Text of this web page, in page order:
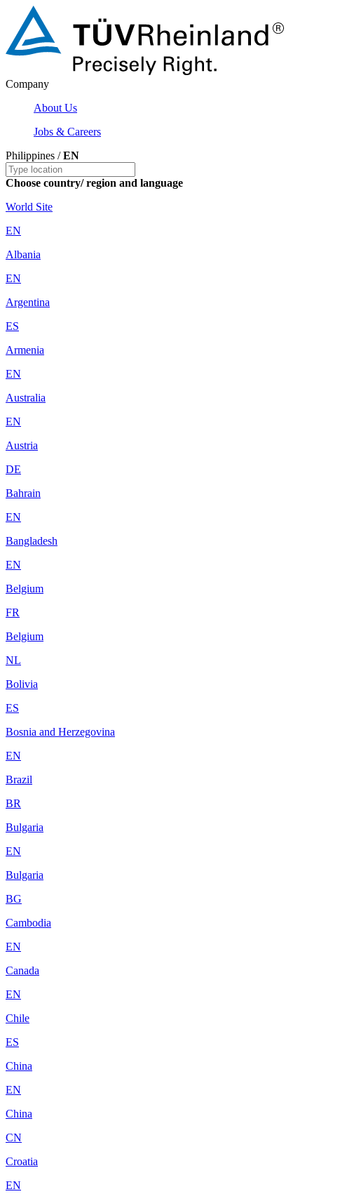
Company
About Us
Jobs & Careers
Philippines /EN
Choose country/ region and language
World Site
EN
Albania
EN
Argentina
ES
Armenia
EN
Australia
EN
Austria
DE
Bahrain
EN
Bangladesh
EN
Belgium
FR
Belgium
NL
Bolivia
ES
Bosnia and Herzegovina
EN
Brazil
BR
Bulgaria
EN
Bulgaria
BG
Cambodia
EN
Canada
EN
Chile
ES
China
EN
China
CN
Croatia
EN